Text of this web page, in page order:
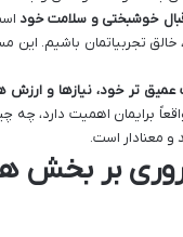
خوشبختی و سلامت خود
تجربیاتمان باشیم. این
تر خود، نیازها و ارزش
برایمان اهمیت دارد، چه
معنادار است.
بر